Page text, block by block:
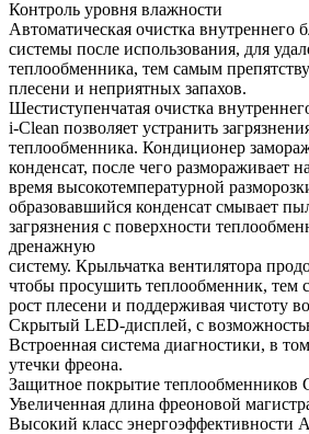
Контроль уровня влажности
Автоматическая очистка внутреннего
системы после использования, для
теплообменника, тем самым
плесени и неприятных запахов.
Шестиступенчатая очистка
i-Clean позволяет устранить
теплообменника. Кондиционер
конденсат, после чего размораживает
время высокотемпературной
образовавшийся конденсат смывает
загрязнения с поверхности
дренажную
систему. Крыльчатка вентилятора
чтобы просушить теплообменник, тем
рост плесени и поддерживая чистоту
Скрытый LED-дисплей, с
Встроенная система диагностики, в
утечки фреона.
Защитное покрытие теплообменников
Увеличенная длина фреоновой
Высокий класс энергоэффективности